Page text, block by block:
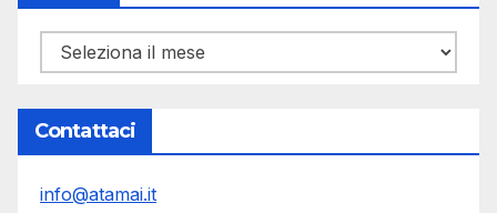
Archivi
Contattaci
info@atamai.it